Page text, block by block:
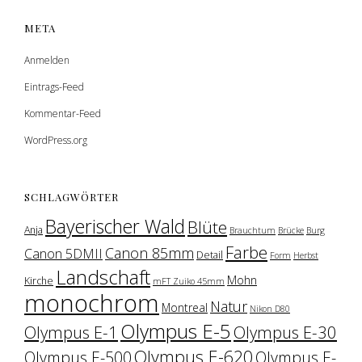
META
Anmelden
Eintrags-Feed
Kommentar-Feed
WordPress.org
SCHLAGWÖRTER
Anja Bayerischer Wald Blüte Brauchtum Brücke Burg
Canon 5DMII Canon 85mm Detail Farbe Form Herbst
Kirche Landschaft mFT Zuiko 45mm Mohn
monochrom Montreal Natur Nikon D80
Olympus E-1 Olympus E-5 Olympus E-30
Olympus E-500Olympus E-620Olympus E-